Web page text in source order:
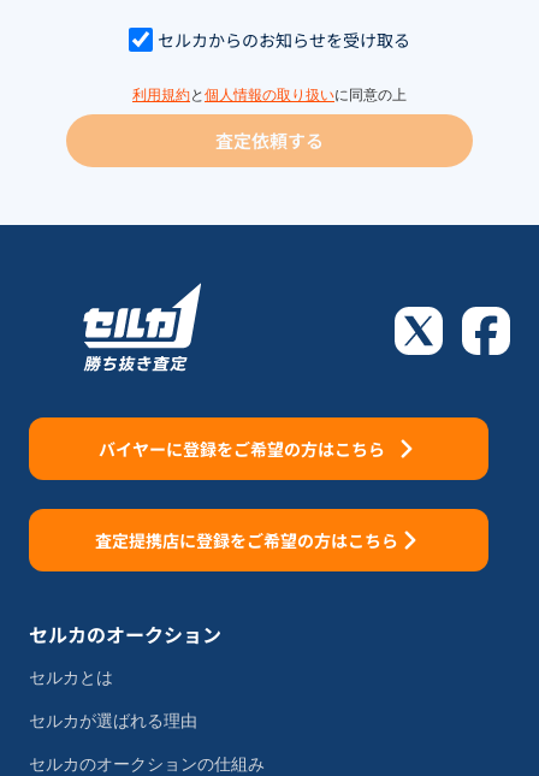
セルカからのお知らせを受け取る
利用規約と 個人情報の取り扱いに同意の上
査定依頼する
バイヤーに登録をご希望の方はこちら
査定提携店に登録をご希望の方はこちら
セルカのオークション
セルカとは
セルカが選ばれる理由
セルカのオークションの仕組み